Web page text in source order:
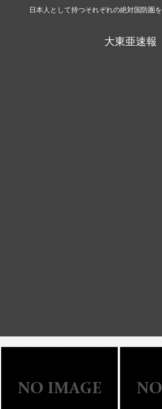
日本人として持つそれぞれの絶対国防圏
大東亜速報